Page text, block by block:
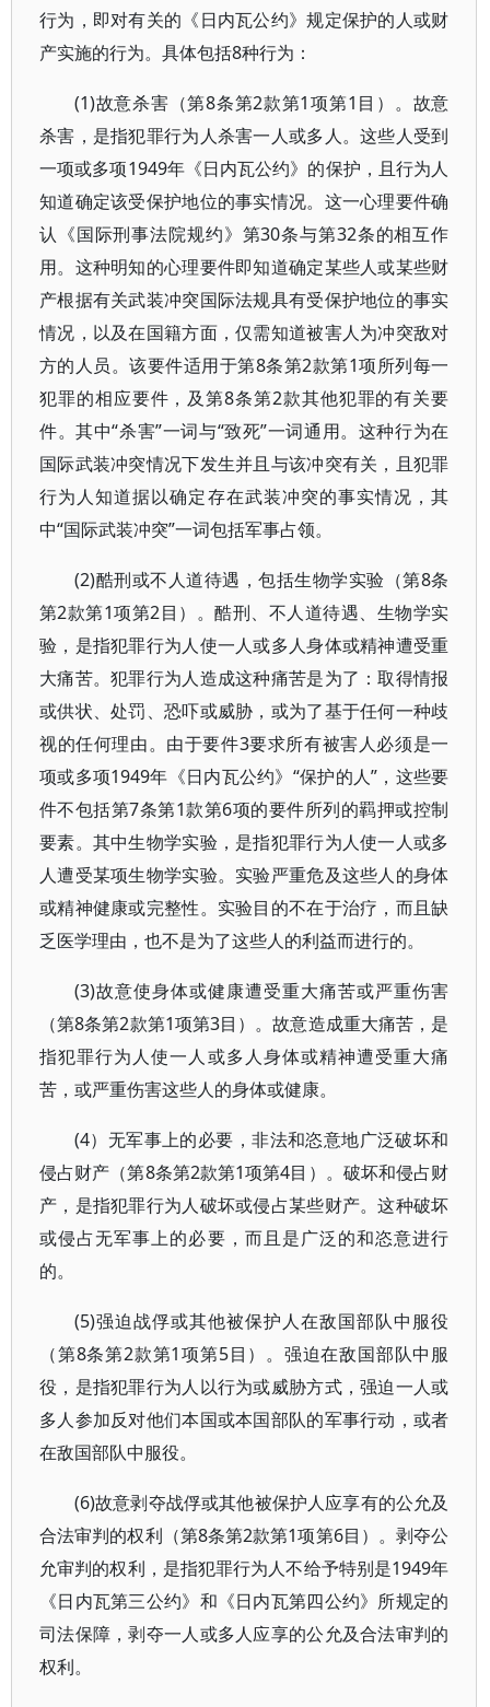
行为，即对有关的《日内瓦公约》规定保护的人或财
产实施的行为。具体包括8种行为：
(1)故意杀害（第8条第2款第1项第1目）。故意
杀害，是指犯罪行为人杀害一人或多人。这些人受到
一项或多项1949年《日内瓦公约》的保护，且行为人
知道确定该受保护地位的事实情况。这一心理要件确
认《国际刑事法院规约》第30条与第32条的相互作
用。这种明知的心理要件即知道确定某些人或某些财
产根据有关武装冲突国际法规具有受保护地位的事实
情况，以及在国籍方面，仅需知道被害人为冲突敌对
方的人员。该要件适用于第8条第2款第1项所列每一
犯罪的相应要件，及第8条第2款其他犯罪的有关要
件。其中“杀害”一词与“致死”一词通用。这种行为在
国际武装冲突情况下发生并且与该冲突有关，且犯罪
行为人知道据以确定存在武装冲突的事实情况，其
中“国际武装冲突”一词包括军事占领。
(2)酷刑或不人道待遇，包括生物学实验（第8条
第2款第1项第2目）。酷刑、不人道待遇、生物学实
验，是指犯罪行为人使一人或多人身体或精神遭受重
大痛苦。犯罪行为人造成这种痛苦是为了：取得情报
或供状、处罚、恐吓或威胁，或为了基于任何一种歧
视的任何理由。由于要件3要求所有被害人必须是一
项或多项1949年《日内瓦公约》“保护的人”，这些要
件不包括第7条第1款第6项的要件所列的羁押或控制
要素。其中生物学实验，是指犯罪行为人使一人或多
人遭受某项生物学实验。实验严重危及这些人的身体
或精神健康或完整性。实验目的不在于治疗，而且缺
乏医学理由，也不是为了这些人的利益而进行的。
(3)故意使身体或健康遭受重大痛苦或严重伤害
（第8条第2款第1项第3目）。故意造成重大痛苦，是
指犯罪行为人使一人或多人身体或精神遭受重大痛
苦，或严重伤害这些人的身体或健康。
(4）无军事上的必要，非法和恣意地广泛破坏和
侵占财产（第8条第2款第1项第4目）。破坏和侵占财
产，是指犯罪行为人破坏或侵占某些财产。这种破坏
或侵占无军事上的必要，而且是广泛的和恣意进行
的。
(5)强迫战俘或其他被保护人在敌国部队中服役
（第8条第2款第1项第5目）。强迫在敌国部队中服
役，是指犯罪行为人以行为或威胁方式，强迫一人或
多人参加反对他们本国或本国部队的军事行动，或者
在敌国部队中服役。
(6)故意剥夺战俘或其他被保护人应享有的公允及
合法审判的权利（第8条第2款第1项第6目）。剥夺公
允审判的权利，是指犯罪行为人不给予特别是1949年
《日内瓦第三公约》和《日内瓦第四公约》所规定的
司法保障，剥夺一人或多人应享的公允及合法审判的
权利。